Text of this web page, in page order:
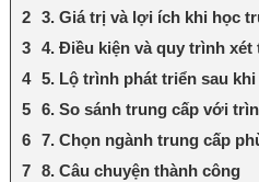
3. Giá trị và lợi ích khi học
4. Điều kiện và quy trình xét
5. Lộ trình phát triển sau
6. So sánh trung cấp với
7. Chọn ngành trung cấp
8. Câu chuyện thành công